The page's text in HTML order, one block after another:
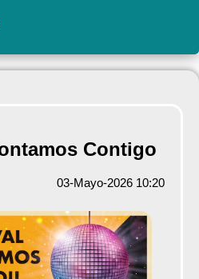
Contigo
03-Mayo-2026 10:20